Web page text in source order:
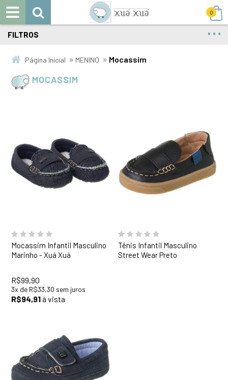
0
Página Inicial » MENINO » Mocassim
FILTROS
MOCASSIM
Mocassim Infantil Masculino
Marinho - Xuá Xuá
R$99,90
3x de R$33,30 sem juros
R$94,91à vista
Tênis Infantil Masculino
Street Wear Preto